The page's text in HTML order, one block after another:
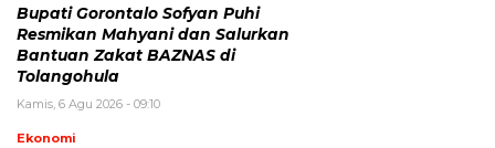
Bupati Gorontalo Sofyan Puhi
Resmikan Mahyani dan Salurkan
Bantuan Zakat BAZNAS di
Tolangohula
Kamis, 6 Agu 2026 - 09:10
Ekonomi